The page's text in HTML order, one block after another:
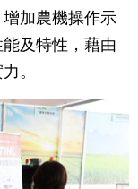
加農機操作示
及特性，藉由
。